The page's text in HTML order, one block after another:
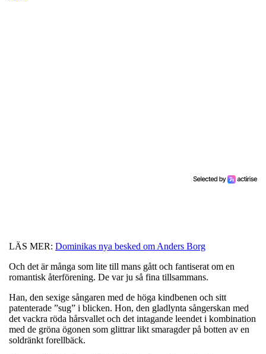
LÄS MER: Dominikas nya besked om Anders Borg
Och det är många som lite till mans gått och fantiserat om en
romantisk återförening. De var ju så fina tillsammans.
Han, den sexige sångaren med de höga kindbenen och sitt
patenterade ”sug” i blicken. Hon, den gladlynta sångerskan med
det vackra röda hårsvallet och det intagande leendet i kombination
med de gröna ögonen som glittrar likt smaragder på botten av en
soldränkt forellbäck.